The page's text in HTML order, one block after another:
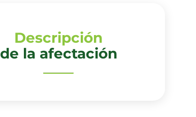
Descripción
de la afectación